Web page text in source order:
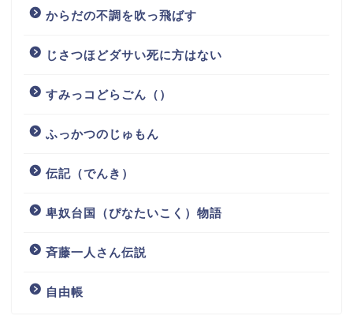
からだの不調を吹っ飛ばす
じさつほどダサい死に方はない
すみっコどらごん（）
ふっかつのじゅもん
伝記（でんき）
卑奴台国（ぴなたいこく）物語
斉藤一人さん伝説
自由帳